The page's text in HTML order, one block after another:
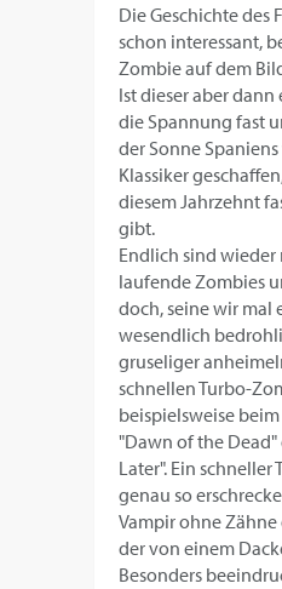
Die Geschichte des
schon interessant,
Zombie auf dem
Ist dieser aber
die Spannung fast
der Sonne
Klassiker
diesem Jahrzehnt
gibt.
Endlich sind wieder
laufende Zombies
doch, seine wir mal
wesendlich
gruseliger
schnellen Turbo-
beispielsweise
"Dawn of the Dead"
Later". Ein
genau so
Vampir ohne
der von einem
Besonders